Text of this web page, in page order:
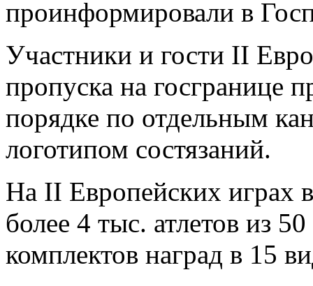
проинформировали в
Участники и гости II
пропуска на госгранице
порядке по отдельным
логотипом состязаний.
На II Европейских играх
более 4 тыс. атлетов из
комплектов наград в 15